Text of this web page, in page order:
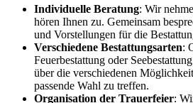
Individuelle Beratung: Wir
hören Ihnen zu. Gemeinsam
und Vorstellungen für die
Verschiedene Bestattungsarten:
Feuerbestattung oder
über die verschiedenen
passende Wahl zu treffen.
Organisation der Trauerfeier: